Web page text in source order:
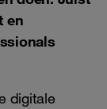
en
digitale